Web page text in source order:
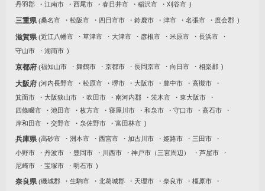
丹羽郡
江南市 西尾市 春日井市 稲沢市 刈谷市
三重県 桑名市 松阪市 四日市市 鈴鹿市 津市 名張市 度会郡
滋賀県 近江八幡市 草津市 大津市 彦根市 米原市
長浜市
守山市
湖南市
京都府 福知山市 舞鶴市 京都市 長岡京市 向日市 相楽郡
大阪府 河内長野市 松原市 堺市 大阪市 豊中市
高槻市
箕面市
大阪狭山市 吹田市 南河内郡 茨木市
東大阪市
四條畷市
池田市 枚方市 寝屋川市 和泉市 守口市
高石市
岸和田市
交野市 泉佐野市 富田林市
兵庫県 高砂市 洲本市 西宮市 加古川市 姫路市
三田市
小野市
丹波市 豊岡市 川西市 神戸市（三宮周辺）
芦屋市
尼崎市
宝塚市 明石市
奈良県 磯城郡 生駒市 北葛城郡 天理市 奈良市
橿原市